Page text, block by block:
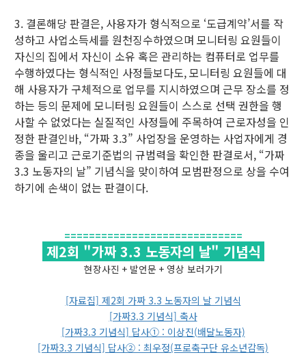
3. 결론해당 판결은, 사용자가 형식적으로 ‘도급계약’서를 작
성하고 사업소득세를 원천징수하였으며 모니터링 요원들이
자신의 집에서 자신이 소유 혹은 관리하는 컴퓨터로 업무를
수행하였다는 형식적인 사정들보다도, 모니터링 요원들에 대
해 사용자가 구체적으로 업무를 지시하였으며 근무 장소를 정
하는 등의 문제에 모니터링 요원들이 스스로 선택 권한을 행
사할 수 없었다는 실질적인 사정들에 주목하여 근로자성을 인
정한 판결인바, “가짜 3.3” 사업장을 운영하는 사업자에게 경
종을 울리고 근로기준법의 규범력을 확인한 판결로서, “가짜
3.3 노동자의 날” 기념식을 맞이하여 모범판정으로 상을 수여
하기에 손색이 없는 판결이다.
=============================
제2회 "가짜 3.3 노동자의 날" 기념식
현장사진 + 발언문 + 영상 보러가기
[자료집] 제2회 가짜 3.3 노동자의 날 기념식
[가짜3.3 기념식] 축사
[가짜3.3 기념식] 답사① : 이상진(배달노동자)
[가짜3.3 기념식] 답사② : 최우정(프로축구단 유소년감독)